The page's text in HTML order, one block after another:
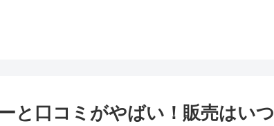
と口コミがやばい！販売はいつ